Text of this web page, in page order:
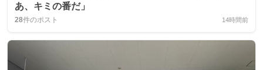
あ、キミの番だ」
28件のポスト 14時間前